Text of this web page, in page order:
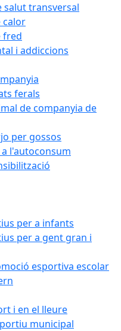
salut transversal
calor
fred
i addiccions
ferals
de companyia de
per gossos
l'autoconsum
per a infants
per a gent gran i
esportiva escolar
i en el lleure
municipal